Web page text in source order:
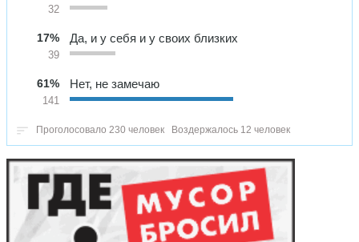
32
17%
39
Да, и у себя и у своих близких
61%
141
Нет, не замечаю
Проголосовало 230 человек Воздержалось 12 человек